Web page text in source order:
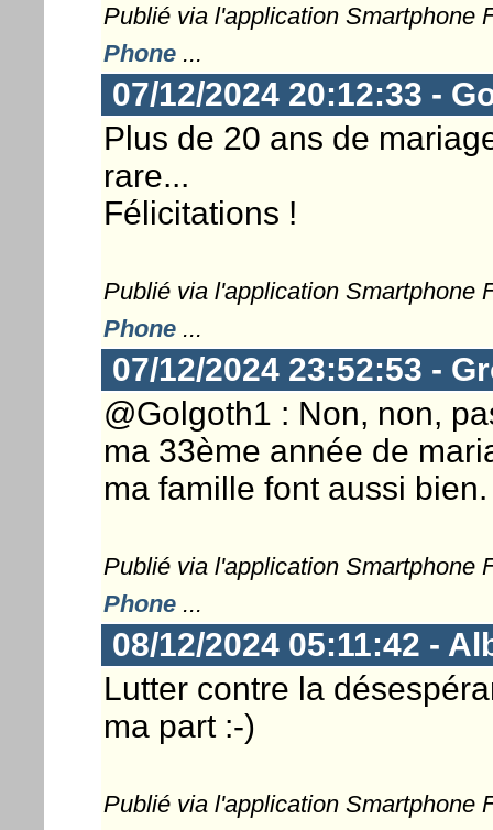
Publié via l'application Smartphone
Phone...
07/12/2024 20:12:33 -
Plus de 20 ans de
rare...
Félicitations !
Publié via l'application Smartphone
Phone...
07/12/2024 23:52:53 -
@Golgoth1 : Non, non,
ma 33ème année de
ma famille font aussi bien.
Publié via l'application Smartphone
Phone...
08/12/2024 05:11:42 -
Lutter contre la
ma part :-)
Publié via l'application Smartphone